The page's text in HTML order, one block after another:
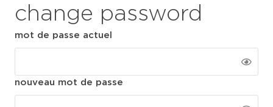
change password
mot de passe actuel
nouveau mot de passe